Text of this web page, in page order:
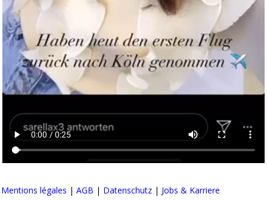
Mentions légales | AGB | Datenschutz | Jobs & Karriere